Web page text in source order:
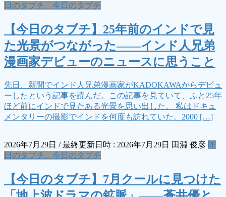
日のタブチ、今日のタブチ
【今日のタブチ】25年前のインドで見
た光景がつながった――インド人兄弟
漫画家デビューのニュースに思うこと
先日、新聞でインド人兄弟漫画家がKADOKAWAからデビュ
ーしたという記事を読んだ。この記事を見ていて、ふと25年
ほど前にインドで見たある光景を思い出した。 私はドキュ
メンタリーの撮影でインドを何度も訪れていた。2000 […]
2026年7月29日 / 最終更新日時 : 2026年7月29日 田淵 俊彦 昨
日のタブチ、今日のタブチ
【今日のタブチ】7月クールに見つけた